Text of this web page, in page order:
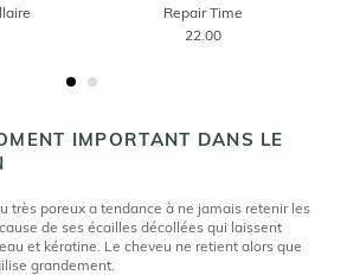
Repair Time
22.00
IMPORTANT DANS LE
très poreux a tendance à ne jamais retenir les
de ses écailles décollées qui laissent
et kératine. Le cheveu ne retient alors que
grandement.